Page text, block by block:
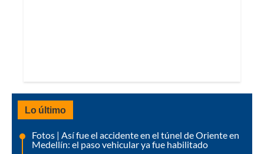
Lo último
Fotos | Así fue el accidente en el túnel de Oriente en
Medellín: el paso vehicular ya fue habilitado